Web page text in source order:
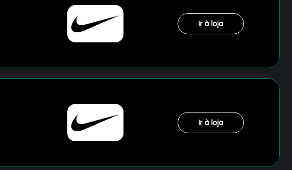
Ir à loja
Ir à loja